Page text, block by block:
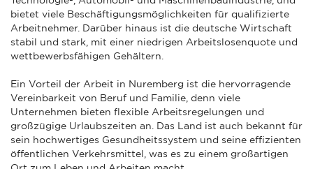
bietet viele Beschäftigungsmöglichkeiten für qualifizierte
Arbeitnehmer. Darüber hinaus ist die deutsche Wirtschaft
stabil und stark, mit einer niedrigen Arbeitslosenquote und
wettbewerbsfähigen Gehältern.
Ein Vorteil der Arbeit in Nuremberg ist die hervorragende
Vereinbarkeit von Beruf und Familie, denn viele
Unternehmen bieten flexible Arbeitsregelungen und
großzügige Urlaubszeiten an. Das Land ist auch bekannt für
sein hochwertiges Gesundheitssystem und seine effizienten
öffentlichen Verkehrsmittel, was es zu einem großartigen